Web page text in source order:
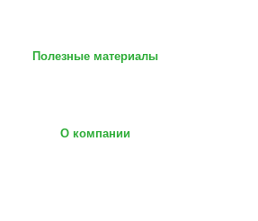
Полезные материалы
О компании